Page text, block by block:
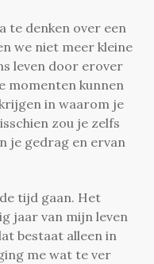
te denken over een
we niet meer kleine
leven door erover
momenten kunnen
in waarom je
zou je zelfs
je gedrag en ervan
tijd gaan. Het
jaar van mijn leven
bestaat alleen in
me wat te ver